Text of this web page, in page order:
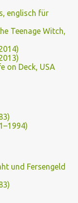
englisch für
Teenage Witch,
on Deck, USA
und Fersengeld